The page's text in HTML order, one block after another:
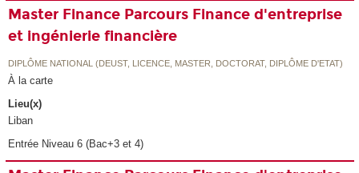
Master Finance Parcours Finance d'entreprise
et ingénierie financière
DIPLÔME NATIONAL (DEUST, LICENCE, MASTER, DOCTORAT, DIPLÔME D'ETAT)
À la carte
Lieu(x)
Liban
Entrée Niveau 6 (Bac+3 et 4)